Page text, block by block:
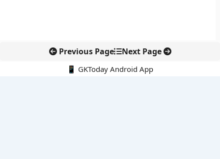
Previous Page Next Page
📱 GKToday Android App